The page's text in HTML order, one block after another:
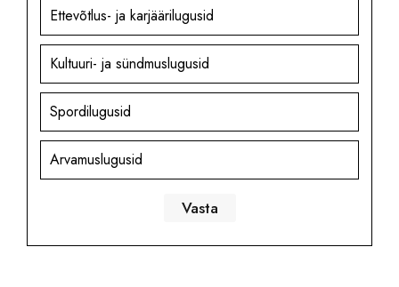
Ettevõtlus- ja karjäärilugusid
Kultuuri- ja sündmuslugusid
Spordilugusid
Arvamuslugusid